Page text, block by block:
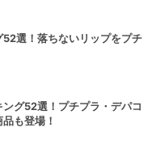
選！落ちないリップをプチ
グ52選！プチプラ・デパコ
も登場！